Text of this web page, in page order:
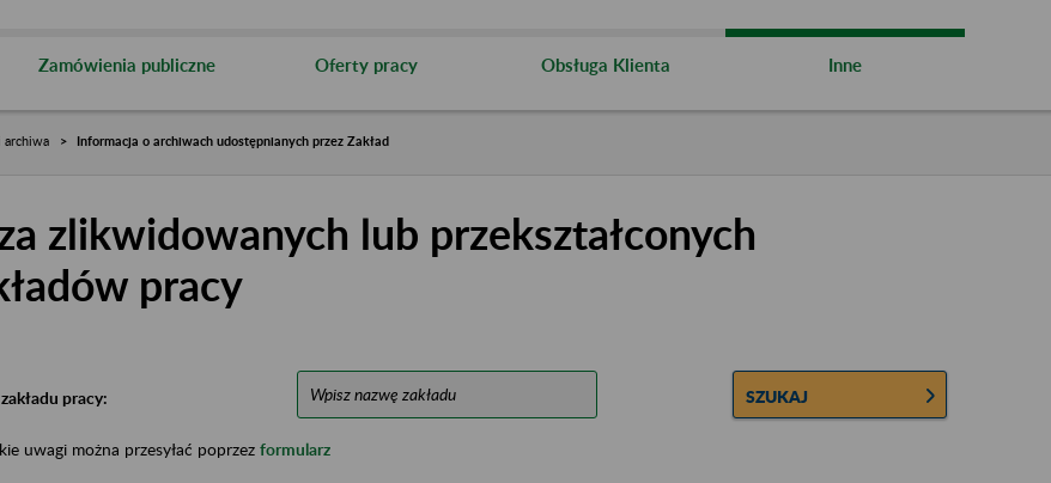
Zamówienia publiczne Oferty pracy Obsługa Klienta Inne
archiwa Informacja o archiwach udostępnianych przez Zakład
zlikwidowanych lub przekształconych
pracy
pracy: SZUKAJ
uwagi można przesyłać poprzez formularz